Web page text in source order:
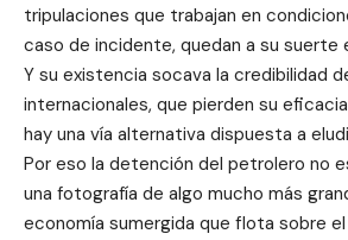
tripulaciones que trabajan en
caso de incidente, quedan a su suerte
Y su existencia socava la credibilidad
internacionales, que pierden su
hay una vía alternativa dispuesta a
Por eso la detención del petrolero no
una fotografía de algo mucho más
economía sumergida que flota sobre el